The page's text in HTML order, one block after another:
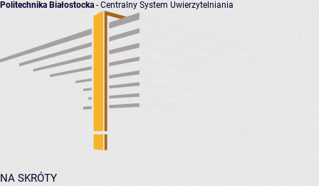
Politechnika Białostocka - Centralny System Uwierzytelniania
NA SKRÓTY